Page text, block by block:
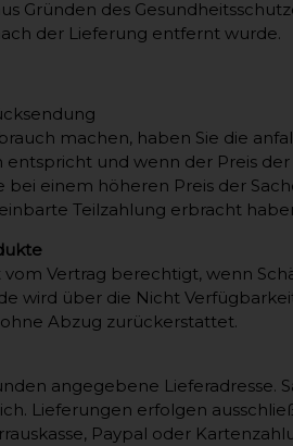
Gründen des
der Lieferung entfernt wurde.
machen, haben Sie die
und wenn der Preis
bei einem höheren Preis der
Teilzahlung erbracht
Vertrag berechtigt, wenn
wird über die Nicht
Abzug zurückerstattet.
angegebene Lieferadresse.
Lieferungen erfolgen
Paypal oder